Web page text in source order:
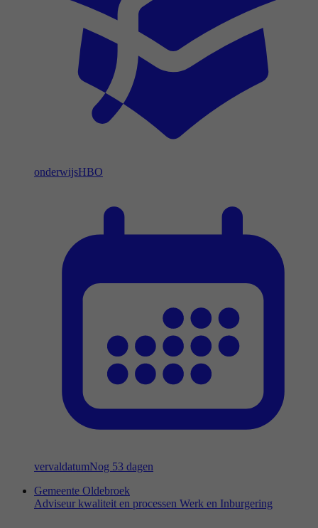
onderwijsHBO
vervaldatumNog 53 dagen
Gemeente Oldebroek
Adviseur kwaliteit en processen Werk en Inburgering